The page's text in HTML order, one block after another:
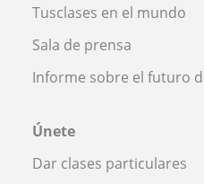
Tusclases en el mundo
Sala de prensa
Informe sobre el futuro
Únete
Dar clases particulares